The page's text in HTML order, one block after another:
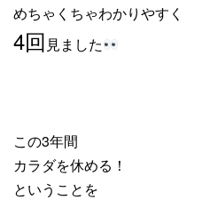
めちゃくちゃわかりやすく
4回 見ました
この3年間
カラダを休める！
ということを